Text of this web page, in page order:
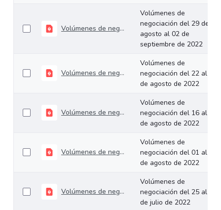
Volúmenes de negociación del 29 de agosto al 02 de septiembre de 2022
Volúmenes de
negociación del 29 de
agosto al 02 de
septiembre de 2022
Volúmenes de negociación del 22 al 26 de agosto de 2022
Volúmenes de
negociación del 22 al 26
de agosto de 2022
Volúmenes de negociación del 16 al 19 de agosto de 2022
Volúmenes de
negociación del 16 al 19
de agosto de 2022
Volúmenes de negociación del 01 al 05 de agosto de 2022
Volúmenes de
negociación del 01 al 05
de agosto de 2022
Volúmenes de negociación del 25 al 29 de julio de 2022
Volúmenes de
negociación del 25 al 29
de julio de 2022